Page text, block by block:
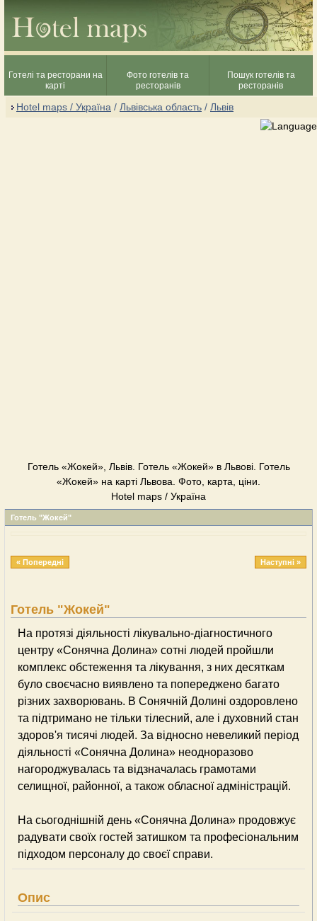
Готелі та ресторани на
карті
Фото готелів та
ресторанів
Пошук готелів та
ресторанів
Hotel maps / Україна / Львівська область / Львів
Готель «Жокей», Львів. Готель «Жокей» в Львові. Готель
«Жокей» на карті Львова. Фото, карта, ціни.
Hotel maps / Україна
Готель "Жокей"
« Попередні Наступні »
Готель "Жокей"
На протязі діяльності лікувально-діагностичного
центру «Сонячна Долина» сотні людей пройшли
комплекс обстеження та лікування, з них десяткам
було своєчасно виявлено та попереджено багато
різних захворювань. В Сонячній Долині оздоровлено
та підтримано не тільки тілесний, але і духовний стан
здоров'я тисячі людей. За відносно невеликий період
діяльності «Сонячна Долина» неодноразово
нагороджувалась та відзначалась грамотами
селищної, районної, а також обласної адміністрацій.
На сьогоднішній день «Сонячна Долина» продовжує
радувати своїх гостей затишком та професіональним
підходом персоналу до своєї справи.
Опис